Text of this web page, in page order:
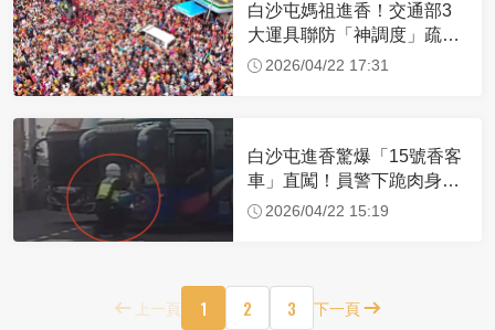
白沙屯媽祖進香！交通部3
大運具聯防「神調度」疏運
32.1萬創新高
2026/04/22 17:31
白沙屯進香驚爆「15號香客
車」直闖！員警下跪肉身擋
車：讓行人先過
2026/04/22 15:19
上一頁 1 2 3 下一頁